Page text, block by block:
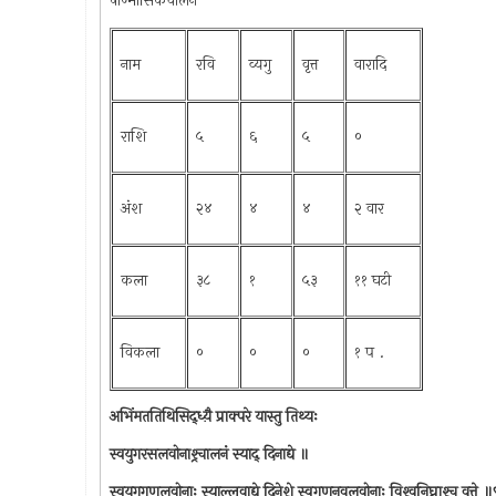
नाम रवि व्यगु वृत्त वारादि
राशि ५ ६ ५ ०
अंश २४ ४ ४ २ वार
कला ३८ १ ५३ ११ घटी
विकला ० ० ० १ प .
अभिंमततिथिसिद्ध्य़ै प्राक्परे यास्तु तिथ्यः
स्वयुगरसलवोनाश्र्चालनं स्याद् दिनाद्ये ॥